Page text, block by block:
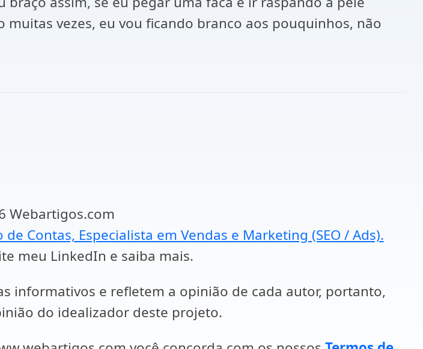
muitas vezes, eu vou ficando branco aos pouquinhos, não
Webartigos.com
Contas, Especialista em Vendas e Marketing (SEO / Ads).
meu LinkedIn e saiba mais.
informativos e refletem a opinião de cada autor, portanto,
do idealizador deste projeto.